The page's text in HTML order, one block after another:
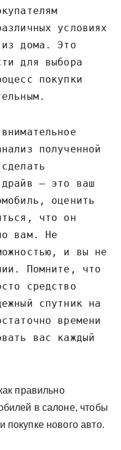
условиях
дома. Это
для выбора
покупки
полученной
– это ваш
оценить
что он
вам. Не
и вы не
Помните, что
средство
спутник на
времени
вас каждый
правильно
в салоне, чтобы
покупке нового авто.